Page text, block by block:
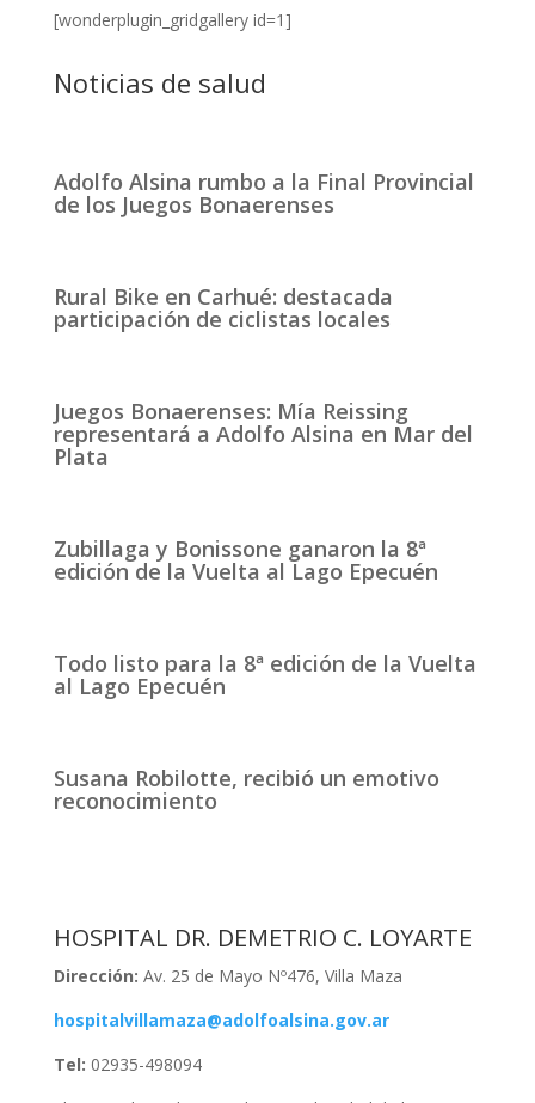
[wonderplugin_gridgallery id=1]
Noticias de salud
Adolfo Alsina rumbo a la Final Provincial
de los Juegos Bonaerenses
Rural Bike en Carhué: destacada
participación de ciclistas locales
Juegos Bonaerenses: Mía Reissing
representará a Adolfo Alsina en Mar del
Plata
Zubillaga y Bonissone ganaron la 8ª
edición de la Vuelta al Lago Epecuén
Todo listo para la 8ª edición de la Vuelta
al Lago Epecuén
Susana Robilotte, recibió un emotivo
reconocimiento
HOSPITAL DR. DEMETRIO C. LOYARTE
Dirección: Av. 25 de Mayo Nº476, Villa Maza
hospitalvillamaza@adolfoalsina.gov.ar
Tel: 02935-498094